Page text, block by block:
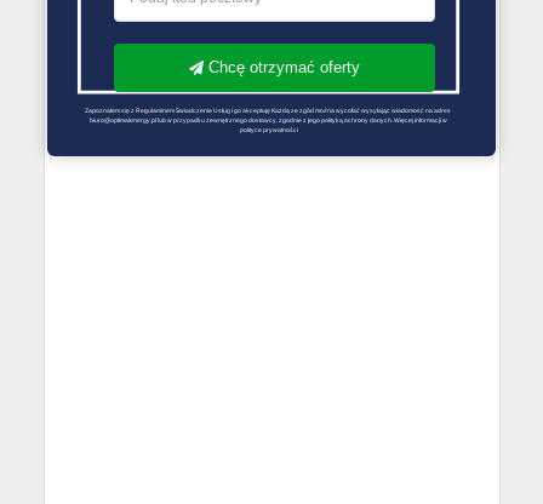
Chcę otrzymać oferty
Zapoznałem się z Regulaminem Świadczenie Usług i go akceptuję Każdą ze zgód można wycofać wysyłając wiadomość na adres
biuro@optimalenergy.pl lub w przypadku zewnętrznego dostawcy, zgodnie z jego polityką ochrony danych. Więcej informacji w
polityce prywatności